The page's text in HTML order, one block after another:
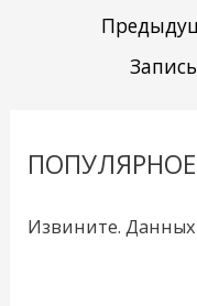
Запись
ПОПУЛЯРНОЕ
Извините. Данных